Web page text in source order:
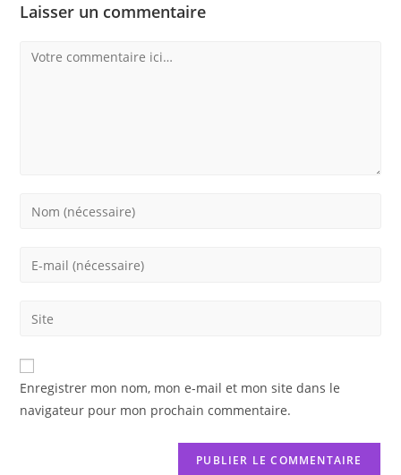
Laisser un commentaire
Comment
Enter
Enter
address
comment
Saisir
de
votre
(facultatif)
Enregistrer mon nom, mon e-mail et mon site dans le
navigateur pour mon prochain commentaire.